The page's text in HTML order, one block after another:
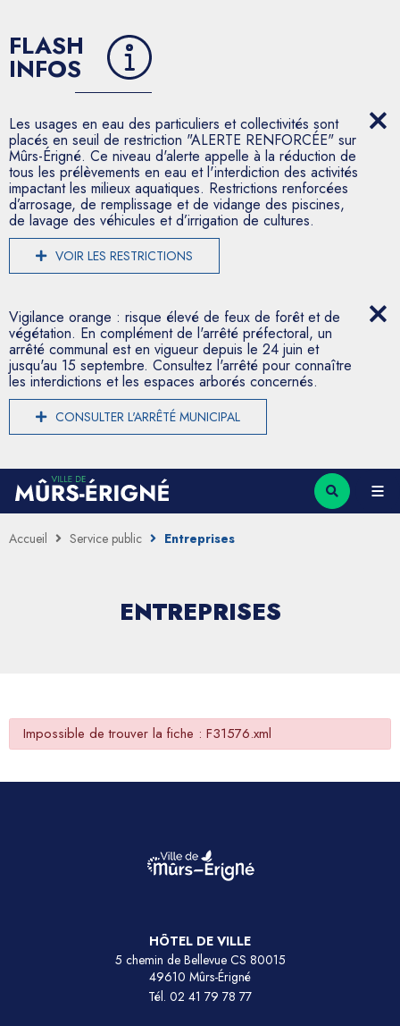
FLASH
INFOS
Les usages en eau des particuliers et collectivités sont
placés en seuil de restriction "ALERTE RENFORCÉE" sur
Mûrs-Érigné. Ce niveau d'alerte appelle à la réduction de
tous les prélèvements en eau et l'interdiction des activités
impactant les milieux aquatiques. Restrictions renforcées
d’arrosage, de remplissage et de vidange des piscines,
de lavage des véhicules et d’irrigation de cultures.
VOIR LES RESTRICTIONS
Vigilance orange : risque élevé de feux de forêt et de
végétation. En complément de l'arrêté préfectoral, un
arrêté communal est en vigueur depuis le 24 juin et
jusqu'au 15 septembre. Consultez l'arrêté pour connaître
les interdictions et les espaces arborés concernés.
CONSULTER L'ARRÊTÉ MUNICIPAL
Accueil Service public Entreprises
ENTREPRISES
Impossible de trouver la fiche : F31576.xml
HÔTEL DE VILLE
5 chemin de Bellevue CS 80015
49610 Mûrs-Érigné
Tél. 02 41 79 78 77